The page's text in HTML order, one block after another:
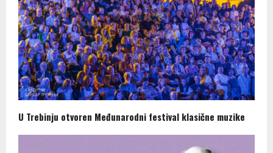
U Trebinju otvoren Međunarodni festival klasične muzike